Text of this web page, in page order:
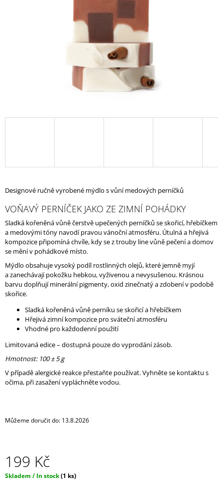
Designové ručně vyrobené mýdlo s vůní medových perníčků
VOŇAVÝ PERNÍČEK JAKO ZE ZIMNÍ POHÁDKY
Sladká kořeněná vůně čerstvě upečených perníčků se skořicí, hřebíčkem
a medovými tóny navodí pravou vánoční atmosféru. Útulná a hřejivá
kompozice připomíná chvíle, kdy se z trouby line vůně pečení a domov
se mění v pohádkové místo.
Mýdlo obsahuje vysoký podíl rostlinných olejů, které jemně myjí
a zanechávají pokožku hebkou, vyživenou a nevysušenou. Krásnou
barvu doplňují minerální pigmenty, oxid zinečnatý a zdobení v podobě
skořice.
Sladká kořeněná vůně perníku se skořicí a hřebíčkem
Hřejivá zimní kompozice pro sváteční atmosféru
Vhodné pro každodenní použití
Limitovaná edice – dostupná pouze do vyprodání zásob.
Hmotnost: 100 ± 5 g
V případě alergické reakce přestaňte používat. Vyhněte se kontaktu s
očima, při zasažení vypláchněte vodou.
Můžeme doručit do: 13.8.2026
199 Kč
Měrná
Skladem / In stock(1 ks)
O
O
R
U
Č
U
J
E
M
E
IPHONE
CROSSBODY
ZÁVĚS
NA
TELEFON
S
-
ČERNÝ
KRYT
/
550
Kč